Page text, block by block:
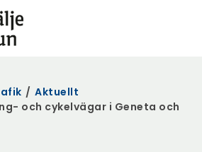
/ Aktuellt
och cykelvägar i Geneta och